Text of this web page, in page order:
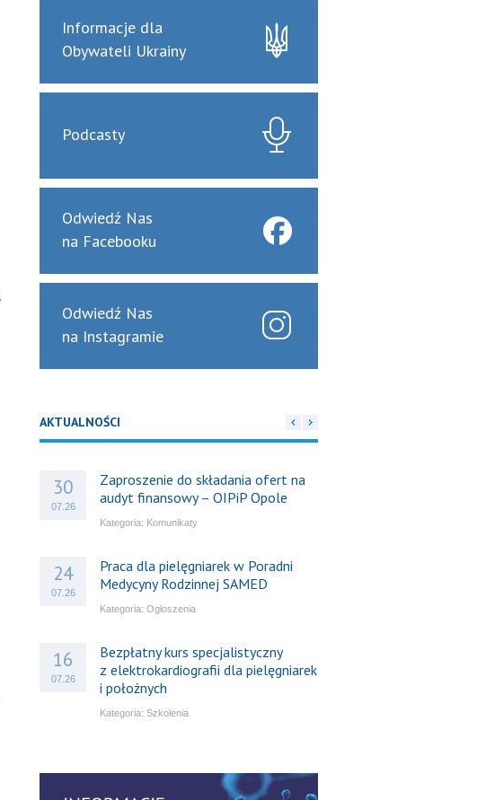
Informacje dla
Obywateli Ukrainy
Podcasty
Odwiedź Nas
na Facebooku
Odwiedź Nas
na Instagramie
AKTUALNOŚCI
30
07.26
Zaproszenie do składania ofert na
audyt finansowy – OIPiP Opole
Kategoria: Komunikaty
24
07.26
Praca dla pielęgniarek w Poradni
Medycyny Rodzinnej SAMED
Kategoria: Ogłoszenia
16
07.26
Bezpłatny kurs specjalistyczny
z elektrokardiografii dla pielęgniarek
i położnych
Kategoria: Szkolenia
do praktyki – aktualny konsensus
ekspertów w dostępie naczyniowym